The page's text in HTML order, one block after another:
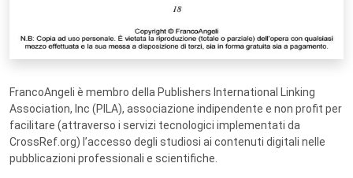
FrancoAngeli è membro della Publishers International Linking
Association, Inc (PILA), associazione indipendente e non profit per
facilitare (attraverso i servizi tecnologici implementati da
CrossRef.org) l’accesso degli studiosi ai contenuti digitali nelle
pubblicazioni professionali e scientifiche.